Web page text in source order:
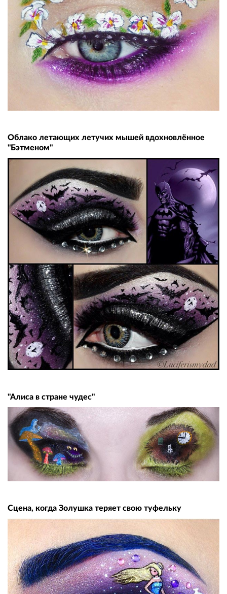
Облако летающих летучих мышей вдохновлённое
"Бэтменом"
"Алиса в стране чудес"
Сцена, когда Золушка теряет свою туфельку